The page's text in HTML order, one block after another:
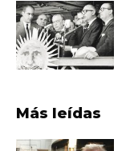
Más leídas